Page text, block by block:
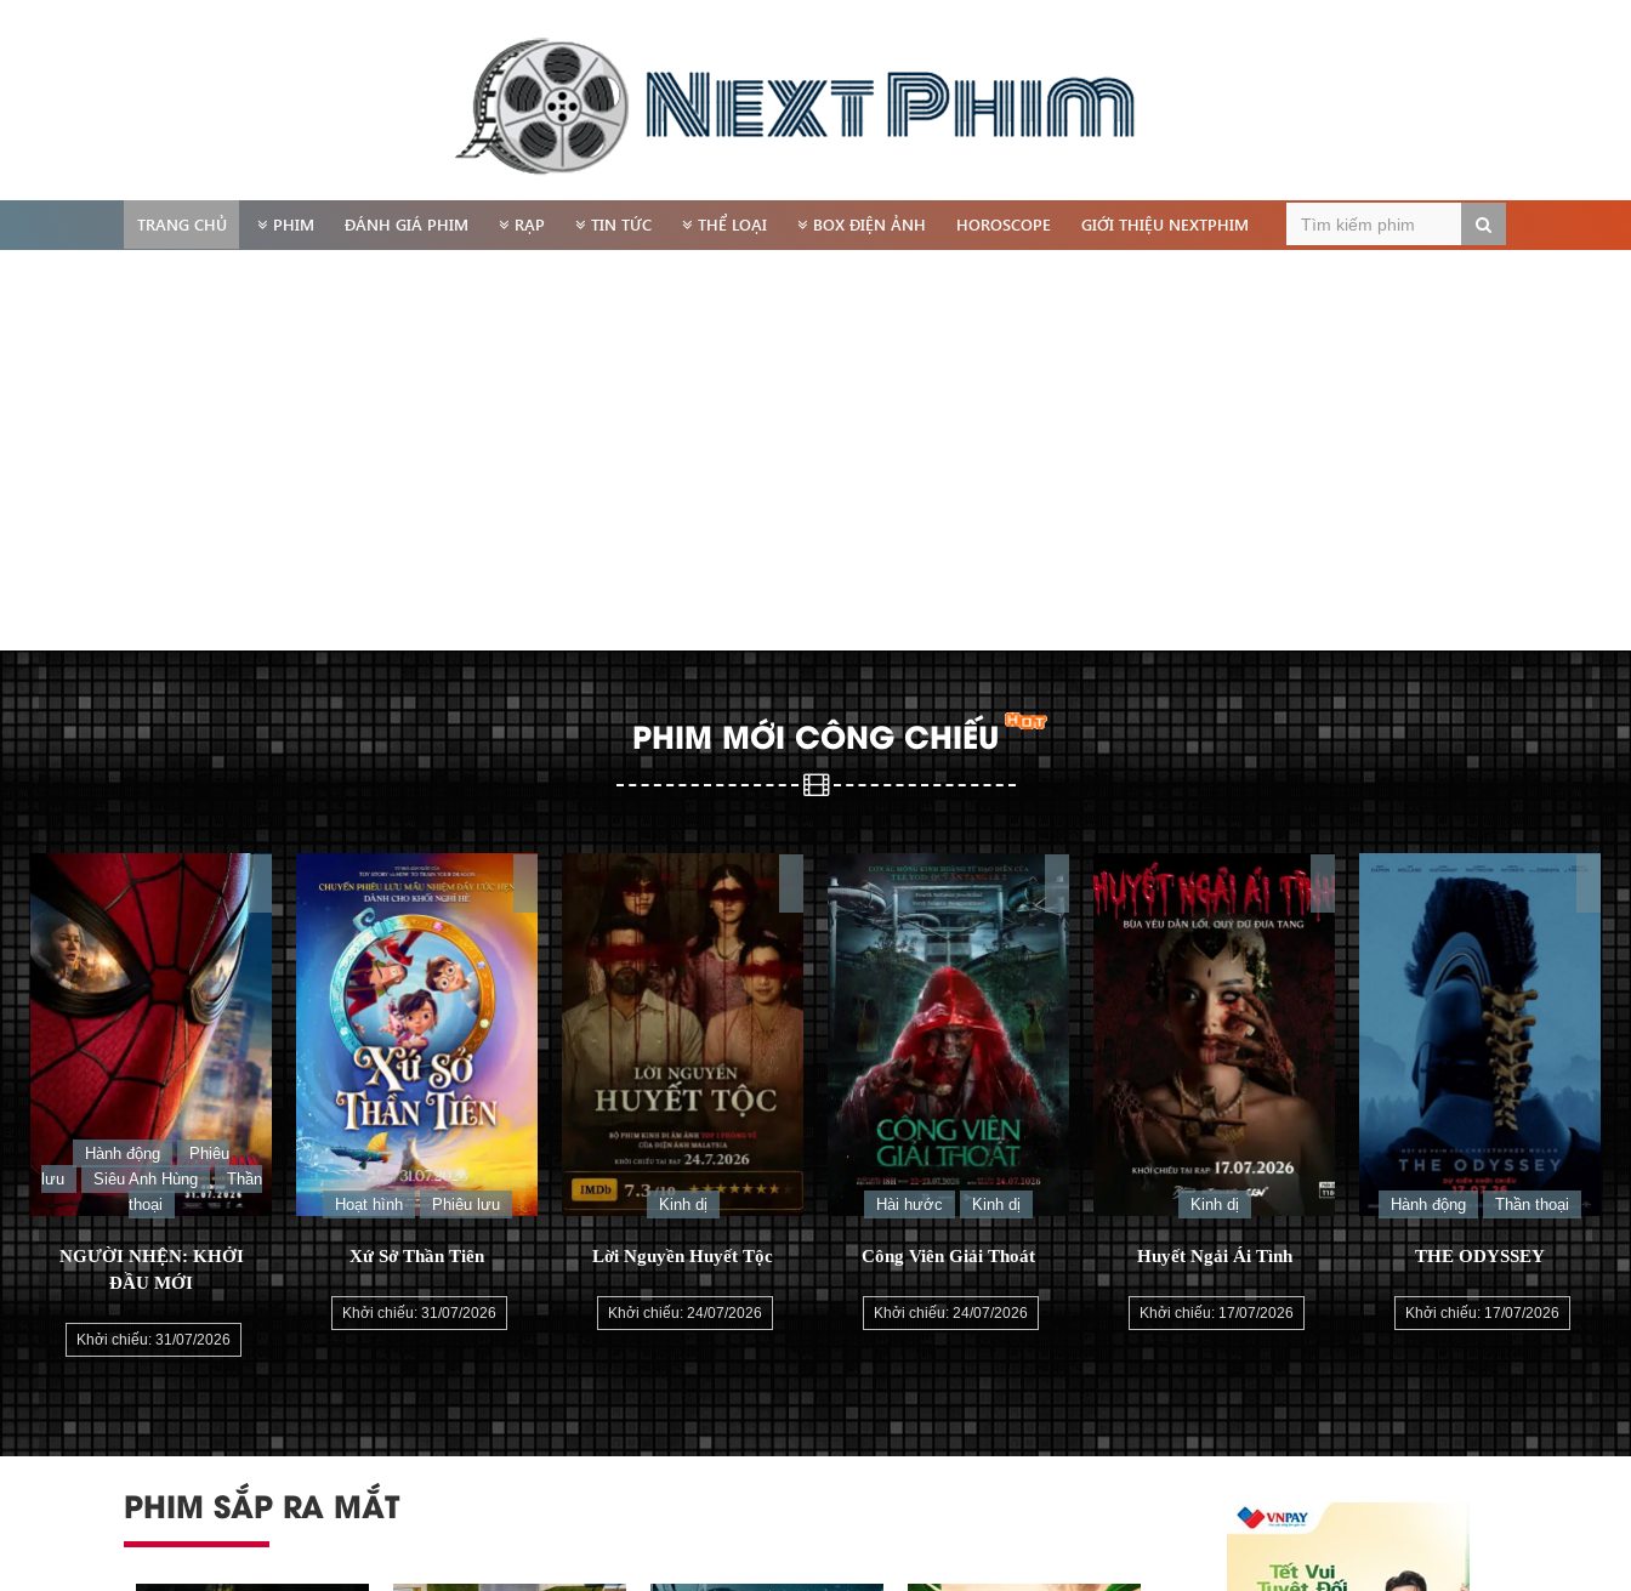
TRANG CHỦ PHIM ĐÁNH GIÁ PHIM RẠP TIN TỨC THỂ LOẠI BOX ĐIỆN ẢNH HOROSCOPE GIỚI THIỆU NEXTPHIM
PHIM MỚI CÔNG CHIẾU
Hành động
Phiêu
lưu
Siêu Anh Hùng
Thần
thoại
NGƯỜI NHỆN: KHỞI
ĐẦU MỚI
Khởi chiếu: 31/07/2026
Hoạt hình Phiêu lưu
Xứ Sở Thần Tiên
Khởi chiếu: 31/07/2026
Kinh dị
Lời Nguyền Huyết Tộc
Khởi chiếu: 24/07/2026
Hài hước Kinh dị
Công Viên Giải Thoát
Khởi chiếu: 24/07/2026
Kinh dị
Huyết Ngải Ái Tình
Khởi chiếu: 17/07/2026
Hành động Thần thoại
THE ODYSSEY
Khởi chiếu: 17/07/2026
PHIM SẮP RA MẮT